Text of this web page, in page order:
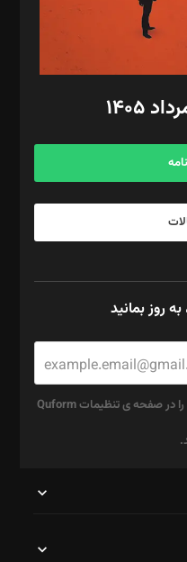
روز بمانید
برای استفاده از ریکپچا بایستی کلید API را در صفحه ی تنظیمات Quform